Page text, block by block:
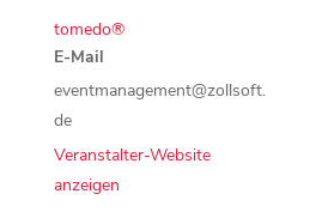
tomedo®
E-Mail
eventmanagement@zollsoft.
de
Veranstalter-Website
anzeigen